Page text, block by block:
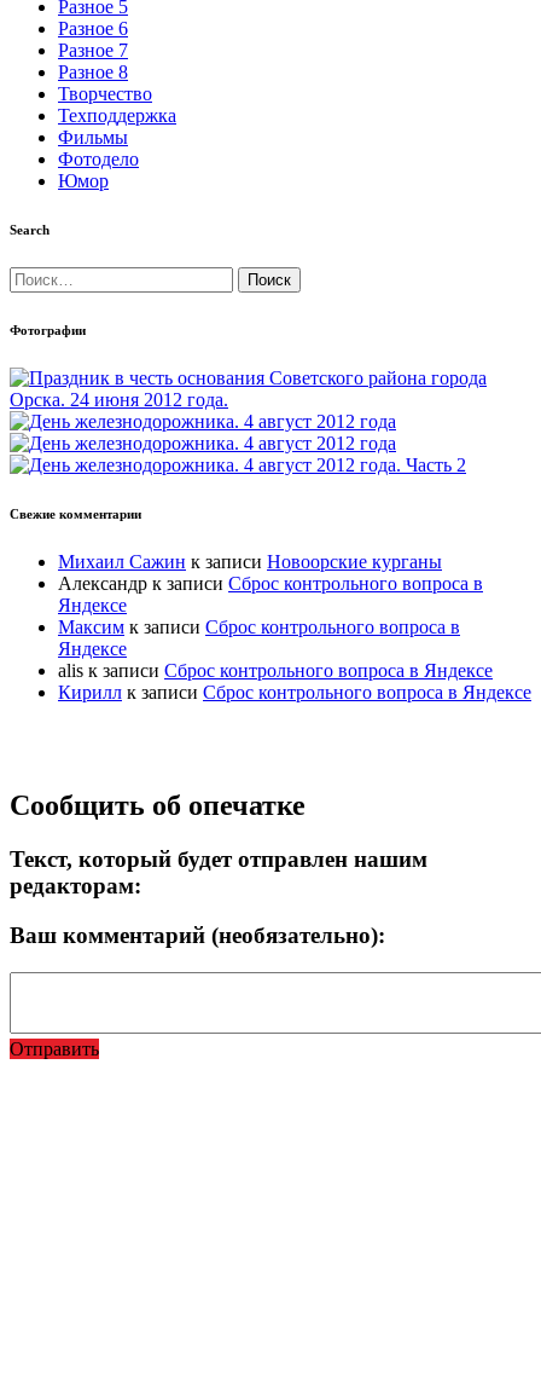
Разное 5
Разное 6
Разное 7
Разное 8
Творчество
Техподдержка
Фильмы
Фотодело
Юмор
Search
Найти:
Фотографии
Свежие комментарии
Михаил Сажин к записи Новоорские курганы
Александр к записи Сброс контрольного вопроса в
Яндексе
Максим к записи Сброс контрольного вопроса в
Яндексе
alis к записи Сброс контрольного вопроса в Яндексе
Кирилл к записи Сброс контрольного вопроса в Яндексе
Прокрутка
вверх
Сообщить об опечатке
Текст, который будет отправлен нашим
редакторам:
Ваш комментарий (необязательно):
Отправить